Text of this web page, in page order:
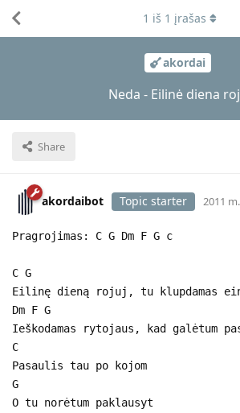
akordai
Neda - Eilinė diena
Share
1 iš 1 įrašas
akordaibot Topic starter 2011
Pragrojimas: C G Dm F G c
C G
Eilinę dieną rojuj, tu klupdamas
Dm F G
Ieškodamas rytojaus, kad galėtum
C
Pasaulis tau po kojom
G
O tu norėtum paklausyt